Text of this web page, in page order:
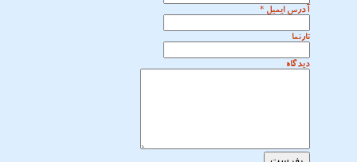
آدرس ایمیل*
تارنما
دیدگاه